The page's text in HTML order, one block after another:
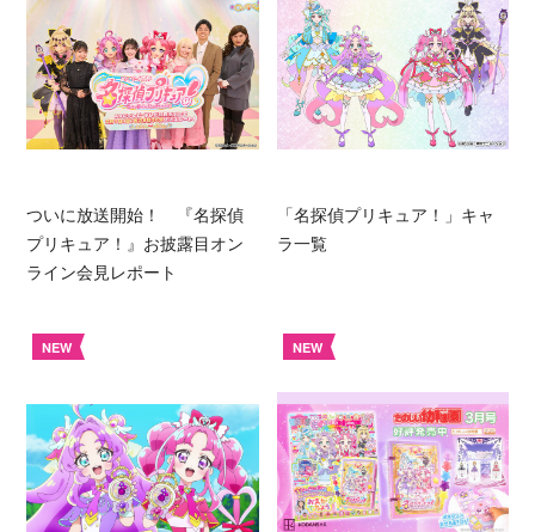
ついに放送開始！ 『名探偵
プリキュア！』お披露目オン
ライン会見レポート
「名探偵プリキュア！」キャ
ラ一覧
NEW NEW